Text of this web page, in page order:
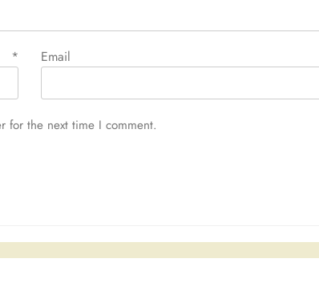
* Email
for the next time I comment.